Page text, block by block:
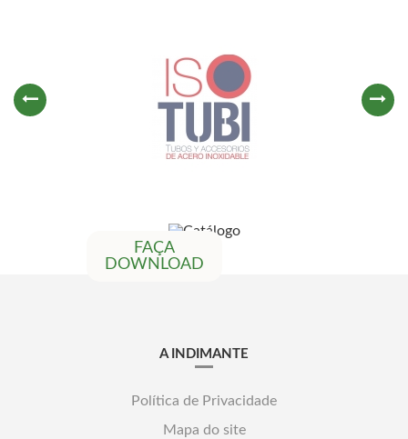
FAÇA
DOWNLOAD
A INDIMANTE
Política de Privacidade
Mapa do site